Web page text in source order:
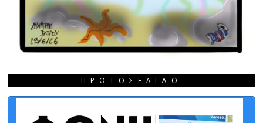
ΠΡΩΤΟΣΈΛΙΔΟ